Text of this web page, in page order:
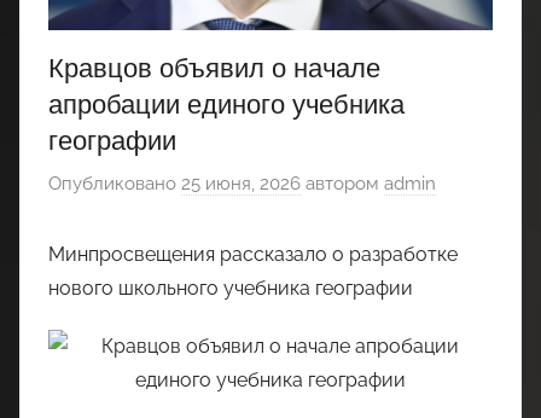
Кравцов объявил о начале
апробации единого учебника
географии
Опубликовано 25 июня, 2026 автором admin
Минпросвещения рассказало о разработке
нового школьного учебника географии